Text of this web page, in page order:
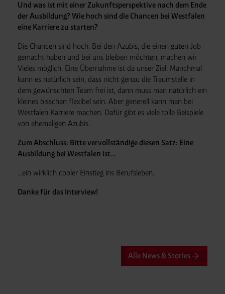
Und was ist mit einer Zukunftsperspektive nach dem Ende
der Ausbildung? Wie hoch sind die Chancen bei Westfalen
eine Karriere zu starten?
Die Chancen sind hoch. Bei den Azubis, die einen guten Job
gemacht haben und bei uns bleiben möchten, machen wir
Vieles möglich. Eine Übernahme ist da unser Ziel. Manchmal
kann es natürlich sein, dass nicht genau die Traumstelle in
dem gewünschten Team frei ist, dann muss man natürlich ein
kleines bisschen flexibel sein. Aber generell kann man bei
Westfalen Karriere machen. Dafür gibt es viele tolle Beispiele
von ehemaligen Azubis.
Zum Abschluss: Bitte vervollständige diesen Satz: Eine
Ausbildung bei Westfalen ist…
…ein wirklich cooler Einstieg ins Berufsleben.
Danke für das Interview!
Alle News & Stories